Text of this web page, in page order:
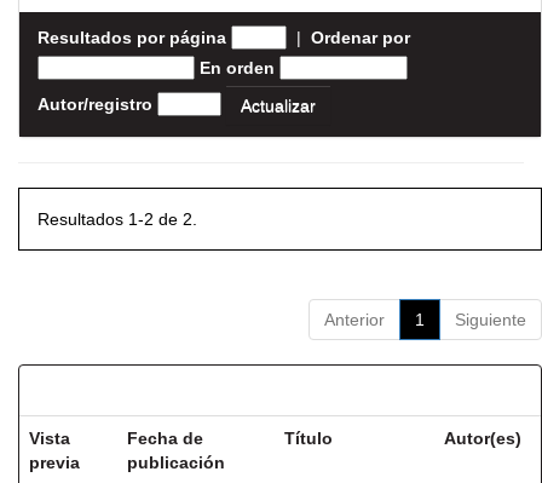
Resultados por página | Ordenar por
En orden
Autor/registro
Resultados 1-2 de 2.
Anterior 1 Siguiente
Vista
previa
Fecha de
publicación
Título Autor(es)